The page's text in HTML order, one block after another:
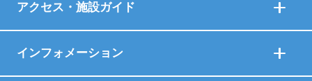
アクセス・施設ガイド
インフォメーション